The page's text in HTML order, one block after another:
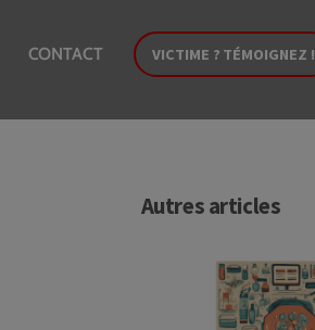
CONTACT VICTIME ? TÉMOIGNEZ !
Autres articles